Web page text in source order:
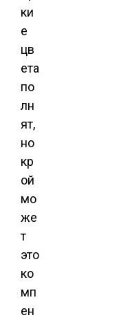
ки
е
цв
ета
по
лн
ят,
но
кр
ой
мо
же
т
это
ко
мп
ен